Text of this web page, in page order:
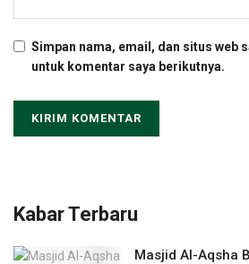
Simpan nama, email, dan situs web
untuk komentar saya berikutnya.
Kabar Terbaru
Masjid Al-Aqsha